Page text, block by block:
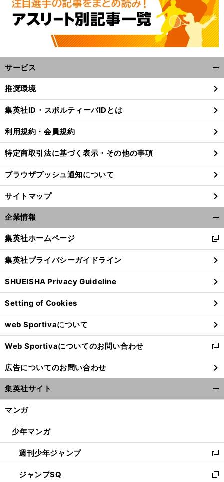
前
サービス
閉
る
推奨環境
集英社ID・スポルティーバIDとは
利用規約・会員規約
特定商取引法に基づく表示・その他の事項
ブラウザプッシュ通知について
サイトマップ
企業情報
閉
る
集英社ホームページ
新
し
い
ウ
ィ
ン
ド
ウ
で
開
く
集英社プライバシーガイドライン
SHUEISHA Privacy Guideline
Setting of Cookies
web Sportivaについて
Web Sportivaについてのお問い合わせ
新
し
い
ウ
ィ
ン
ウ
開
く
広告についてのお問い合わせ
集英社サイト
マンガ
少年マンガ
週刊少年ジャンプ
新
し
い
ジャンプSQ
新